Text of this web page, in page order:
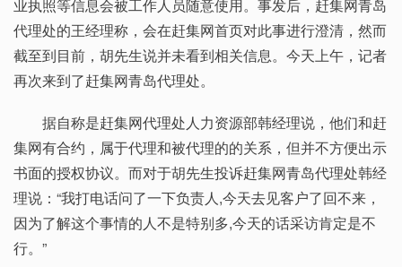
业执照等信息会被工作人员随意使用。事发后，赶集网青岛
代理处的王经理称，会在赶集网首页对此事进行澄清，然而
截至到目前，胡先生说并未看到相关信息。今天上午，记者
再次来到了赶集网青岛代理处。
据自称是赶集网代理处人力资源部韩经理说，他们和赶
集网有合约，属于代理和被代理的的关系，但并不方便出示
书面的授权协议。而对于胡先生投诉赶集网青岛代理处韩经
理说：“我打电话问了一下负责人,今天去见客户了回不来，
因为了解这个事情的人不是特别多,今天的话采访肯定是不
行。”